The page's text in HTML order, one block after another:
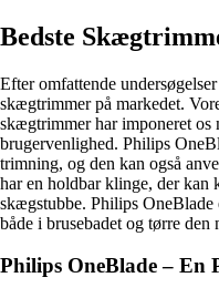
Bedste
Efter omfattende
skægtrimmer på markedet.
skægtrimmer har imponeret
brugervenlighed. Philips
trimning, og den kan også
har en holdbar klinge, der
skægstubbe. Philips OneBlade
både i brusebadet og tørre den
Philips OneBlade – En